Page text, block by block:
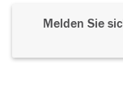
Melden Sie